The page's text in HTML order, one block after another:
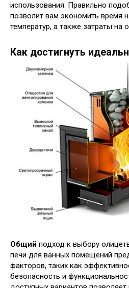
использования. Правильно
позволит вам экономить время
температур, а также затраты на
Как достигнуть
Общий подход к выбору
печи для ванных помещений
факторов, таких как
безопасность и